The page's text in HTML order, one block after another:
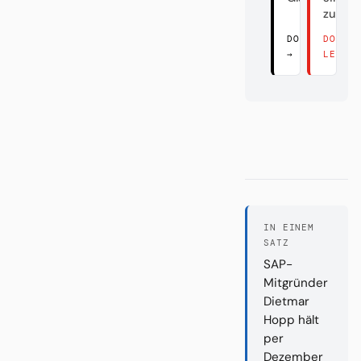
DORT LESEN
→
zurück
DORT
LESEN
IN EINEM
SATZ
SAP-
Mitgründer
Dietmar
Hopp hält
per
Dezember